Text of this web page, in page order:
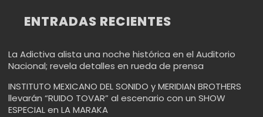
ENTRADAS RECIENTES
La Adictiva alista una noche histórica en el Auditorio
Nacional; revela detalles en rueda de prensa
INSTITUTO MEXICANO DEL SONIDO y MERIDIAN BROTHERS
llevarán “RUIDO TOVAR” al escenario con un SHOW
ESPECIAL en LA MARAKA